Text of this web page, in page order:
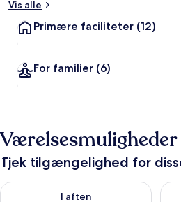
Vis alle
Primære faciliteter (12)
For familier (6)
Værelsesmuligheder
Tjek tilgængelighed for
I aften
Tjek tilgængelighed for i aften aug.